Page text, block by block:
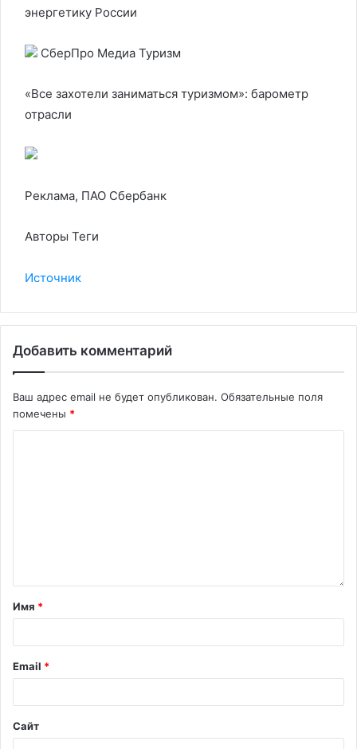
энергетику России
СберПро Медиа Туризм
«Все захотели заниматься туризмом»: барометр
отрасли
Реклама, ПАО Сбербанк
Авторы Теги
Источник
Добавить комментарий
Ваш адрес email не будет опубликован. Обязательные поля
помечены *
Имя *
Email *
Сайт